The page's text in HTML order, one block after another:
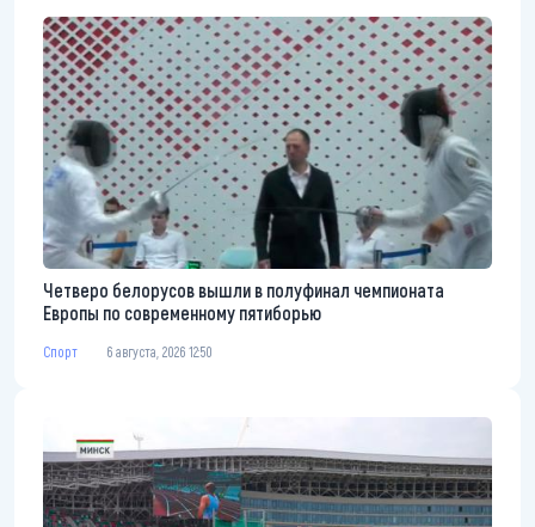
Четверо белорусов вышли в полуфинал чемпионата
Европы по современному пятиборью
Спорт 6 августа, 2026 12:50